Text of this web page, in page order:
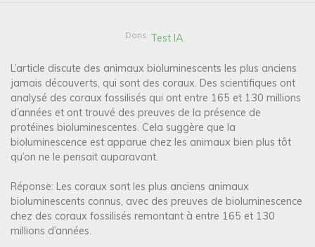
Dans Test IA
L’article discute des animaux bioluminescents les plus anciens
jamais découverts, qui sont des coraux. Des scientifiques ont
analysé des coraux fossilisés qui ont entre 165 et 130 millions
d’années et ont trouvé des preuves de la présence de
protéines bioluminescentes. Cela suggère que la
bioluminescence est apparue chez les animaux bien plus tôt
qu’on ne le pensait auparavant.
Réponse: Les coraux sont les plus anciens animaux
bioluminescents connus, avec des preuves de bioluminescence
chez des coraux fossilisés remontant à entre 165 et 130
millions d’années.